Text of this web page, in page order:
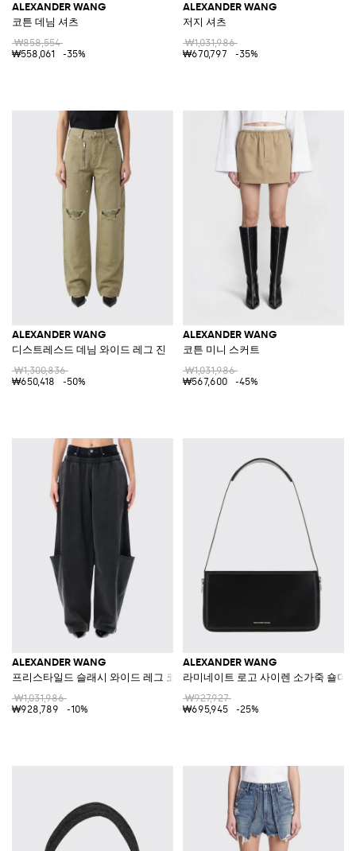
ALEXANDER WANG
코튼 데님 셔츠
₩858,554
₩558,061
-35%
ALEXANDER WANG
저지 셔츠
₩1,031,986
₩670,797
-35%
ALEXANDER WANG
디스트레스드 데님 와이드 레그 진
₩1,300,836
₩650,418
-50%
ALEXANDER WANG
코튼 미니 스커트
₩1,031,986
₩567,600
-45%
ALEXANDER WANG
프리스타일드 슬래시 와이드 레그 코튼 스웨트팬츠
₩1,031,986
₩928,789
-10%
ALEXANDER WANG
라미네이트 로고 사이렌 소가죽 숄더
₩927,927
₩695,945
-25%